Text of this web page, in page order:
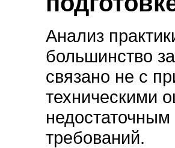
Анализ
большинство
связано не с
техническими
требований.